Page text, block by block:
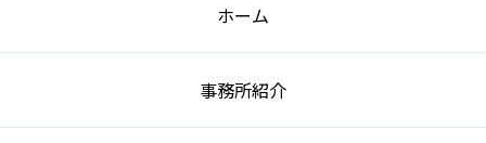
ホーム
事務所紹介